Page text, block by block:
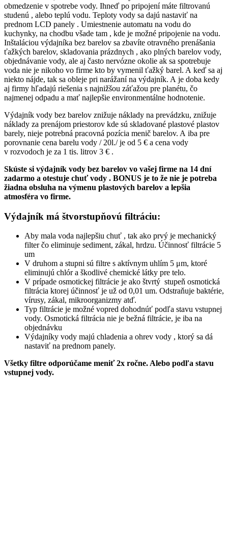
obmedzenie v spotrebe vody. Ihneď po pripojení máte filtrovanú
studenú , alebo teplú vodu. Teploty vody sa dajú nastaviť na
prednom LCD panely . Umiestnenie automatu na vodu do
kuchynky, na chodbu všade tam , kde je možné pripojenie na vodu.
Inštaláciou výdajníka bez barelov sa zbavíte otravného prenášania
ťažkých barelov, skladovania prázdnych , ako plných barelov vody,
objednávanie vody, ale aj často nervózne okolie ak sa spotrebuje
voda nie je nikoho vo firme kto by vymenil ťažký barel. A keď sa aj
niekto nájde, tak sa obleje pri narážaní na výdajník. A je doba kedy
aj firmy hľadajú riešenia s najnižšou záťažou pre planétu, čo
najmenej odpadu a mať najlepšie environmentálne hodnotenie.
Výdajník vody bez barelov znižuje náklady na prevádzku, znižuje
náklady za prenájom priestorov kde sú skladované plastové plastov
barely, nieje potrebná pracovná pozícia menič barelov. A iba pre
porovnanie cena barelu vody / 20l./ je od 5 € a cena vody
v rozvodoch je za 1 tis. litrov 3 € .
Skúste si výdajník vody bez barelov vo vašej firme na 14 dní
zadarmo a otestuje chuť vody . BONUS je to že nie je potreba
žiadna obsluha na výmenu plastových barelov a lepšia
atmosféra vo firme.
Výdajník má štvorstupňovú filtráciu:
Aby mala voda najlepšiu chuť , tak ako prvý je mechanický
filter čo eliminuje sediment, zákal, hrdzu. Účinnosť filtrácie 5
um
V druhom a stupni sú filtre s aktívnym uhlím 5 μm, ktoré
eliminujú chlór a škodlivé chemické látky pre telo.
V prípade osmotickej filtrácie je ako štvrtý stupeň osmotická
filtrácia ktorej účinnosť je už od 0,01 um. Odstraňuje baktérie,
vírusy, zákal, mikroorganizmy atď.
Typ filtrácie je možné vopred dohodnúť podľa stavu vstupnej
vody. Osmotická filtrácia nie je bežná filtrácie, je iba na
objednávku
Výdajníky vody majú chladenia a ohrev vody , ktorý sa dá
nastaviť na prednom panely.
Všetky filtre odporúčame meniť 2x ročne. Alebo podľa stavu
vstupnej vody.